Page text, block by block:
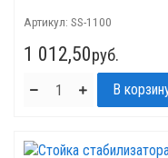
Артикул: SS-1100
1 012,50руб.